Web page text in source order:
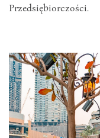
Przedsiębiorczości.